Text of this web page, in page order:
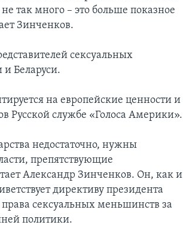
так много – это больше показное
Зинченков.
сексуальных
Беларуси.
на европейские ценности и
Русской службе «Голоса Америки».
недостаточно, нужны
препятствующие
Александр Зинченков. Он, как и
директиву президента
сексуальных меньшинств за
политики.